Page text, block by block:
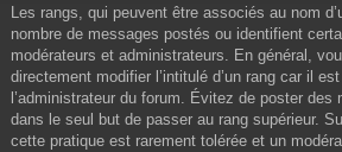
Les rangs, qui peuvent être associés au nom
nombre de messages postés ou identifient
modérateurs et administrateurs. En général,
directement modifier l’intitulé d’un rang car il
l’administrateur du forum. Évitez de poster des
dans le seul but de passer au rang supérieur.
cette pratique est rarement tolérée et un